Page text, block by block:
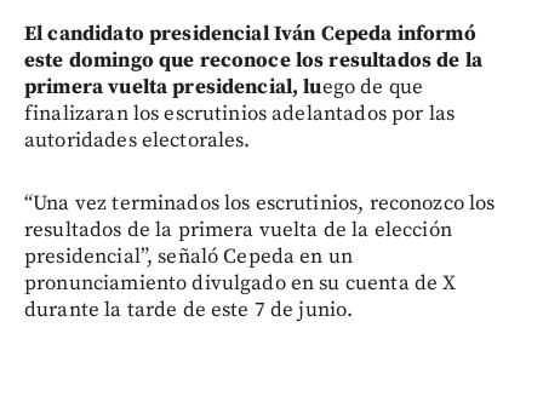
El candidato presidencial Iván Cepeda informó
este domingo que reconoce los resultados de la
primera vuelta presidencial, luego de que
finalizaran los escrutinios adelantados por las
autoridades electorales.
“Una vez terminados los escrutinios, reconozco los
resultados de la primera vuelta de la elección
presidencial”, señaló Cepeda en un
pronunciamiento divulgado en su cuenta de X
durante la tarde de este 7 de junio.